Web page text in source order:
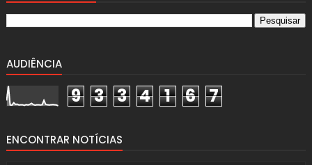
AUDIÊNCIA
9 3 3 4 1 6 7
ENCONTRAR NOTÍCIAS